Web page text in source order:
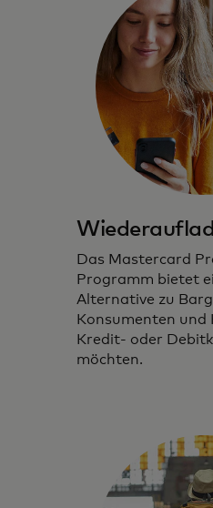
Prepaid-Karten, die
digitale Erlebnisse
Das Mastercard
Programm bietet
Alternative zu
Konsumenten und
Kredit- oder
möchten.